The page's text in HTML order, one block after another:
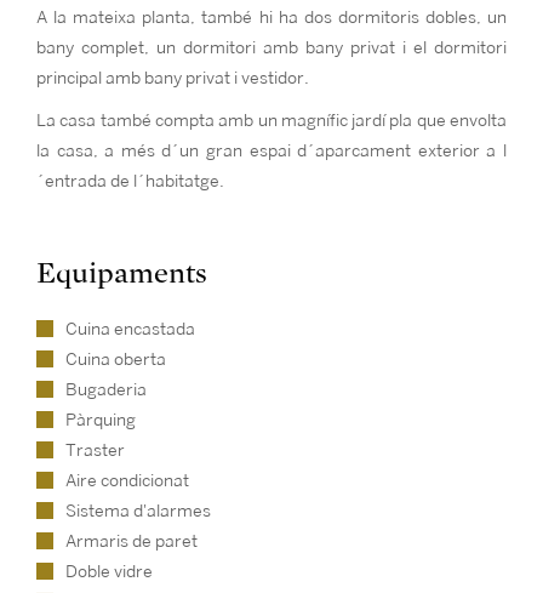
A la mateixa planta, també hi ha dos dormitoris dobles, un
bany complet, un dormitori amb bany privat i el dormitori
principal amb bany privat i vestidor.
La casa també compta amb un magnífic jardí pla que envolta
la casa, a més d´un gran espai d´aparcament exterior a l
´entrada de l´habitatge.
Equipaments
Cuina encastada
Cuina oberta
Bugaderia
Pàrquing
Traster
Aire condicionat
Sistema d'alarmes
Armaris de paret
Doble vidre